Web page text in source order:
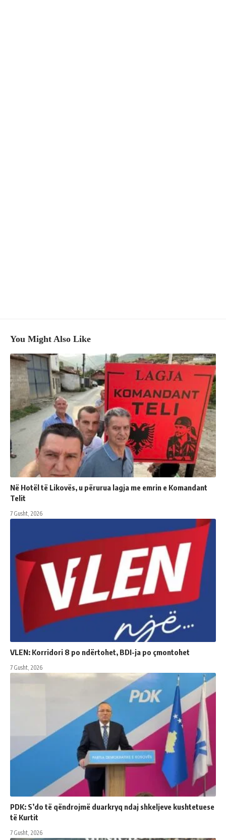
You Might Also Like
Në Hotël të Likovës, u përurua lagja me emrin e Komandant
Telit
7 Gusht, 2026
VLEN: Korridori 8 po ndërtohet, BDI-ja po çmontohet
7 Gusht, 2026
PDK: S’do të qëndrojmë duarkryq ndaj shkeljeve kushtetuese
të Kurtit
7 Gusht, 2026